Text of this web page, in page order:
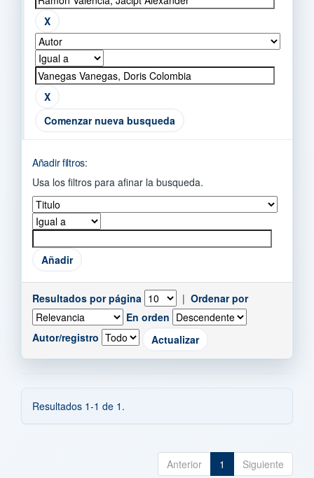
Comenzar nueva busqueda
Añadir filtros:
Usa los filtros para afinar la busqueda.
Resultados por página | Ordenar por
En orden
Autor/registro
Resultados 1-1 de 1.
Anterior 1 Siguiente